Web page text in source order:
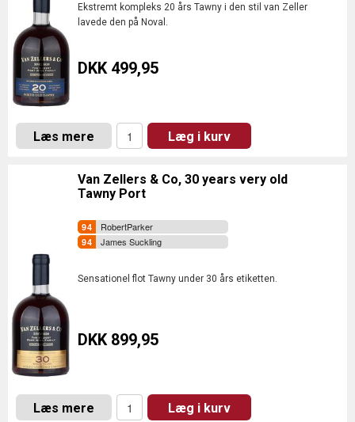
Ekstremt kompleks 20 års Tawny i den stil van Zeller
lavede den på Noval.
DKK 499,95
Læs mere Læg i kurv
Van Zellers & Co, 30 years very old
Tawny Port
RobertParker
James Suckling
Sensationel flot Tawny under 30 års etiketten.
DKK 899,95
Læs mere Læg i kurv